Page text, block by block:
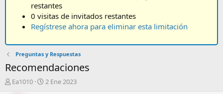
restantes
0 visitas de invitados restantes
Regístrese ahora para eliminar esta limitación
Preguntas y Respuestas
Recomendaciones
A
Ea1010
F
2 Ene 2023